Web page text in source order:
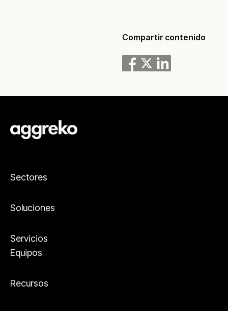
Compartir contenido
Sectores
Soluciones
Servicios
Equipos
Recursos